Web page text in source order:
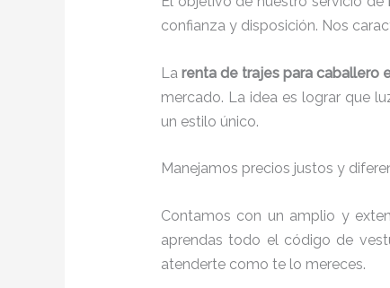
confianza y disposición. Nos
La renta de trajes para caballero
mercado. La idea es lograr que
un estilo único.
Manejamos precios justos y
Contamos con un amplio y
aprendas todo el código de
atenderte como te lo mereces.